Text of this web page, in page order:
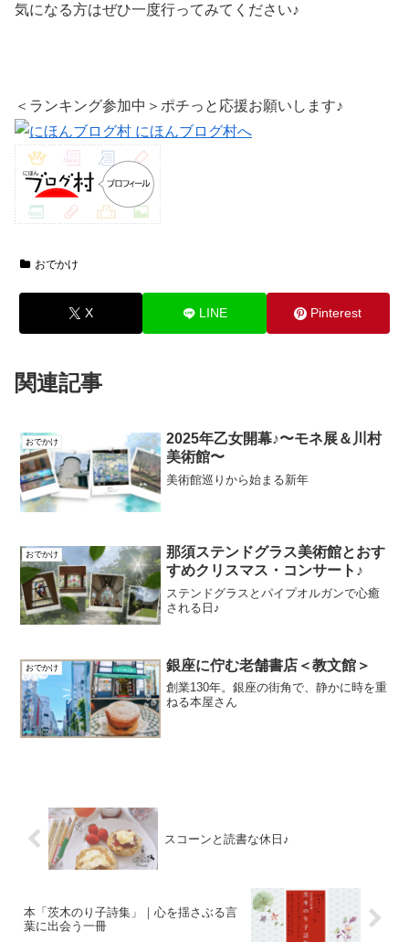
気になる方はぜひ一度行ってみてください♪
＜ランキング参加中＞ポチっと応援お願いします♪
おでかけ
X LINE Pinterest
関連記事
おでかけ
2025年乙女開幕♪〜モネ展＆川村
美術館〜
美術館巡りから始まる新年
おでかけ
那須ステンドグラス美術館とおす
すめクリスマス・コンサート♪
ステンドグラスとパイプオルガンで心癒
される日♪
おでかけ 銀座に佇む老舗書店＜教文館＞
創業130年。銀座の街角で、静かに時を重
ねる本屋さん
スコーンと読書な休日♪
本「茨木のり子詩集」｜心を揺さぶる言
葉に出会う一冊